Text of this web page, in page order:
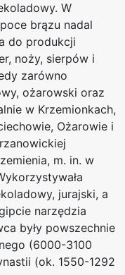
W
brązu nadal
do produkcji
noży, sierpów i
zarówno
ożarowski oraz
w Krzemionkach,
Ożarowie i
m. in. w
jurajski, a
narzędzia
były powszechnie
(6000-3100
(ok. 1550-1292